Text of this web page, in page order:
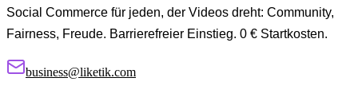
Social Commerce für jeden, der Videos dreht: Community,
Fairness, Freude. Barrierefreier Einstieg. 0 € Startkosten.
business@liketik.com